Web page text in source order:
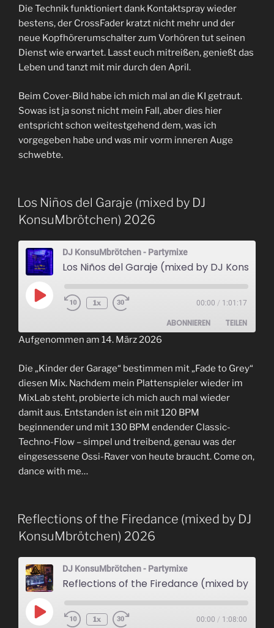
Die Technik funktioniert dank Kontaktspray wieder
bestens, der CrossFader kratzt nicht mehr und der
neue Kopfhörerumschalter zum Vorhören tut seinen
Dienst wie erwartet. Lasst euch mitreißen, genießt das
Leben und tanzt mit mir durch den April.
Beim Cover-Bild habe ich mich mal an die KI getraut.
Sowas ist ja sonst nicht mein Fall, aber dies hier
entspricht schon weitestgehend dem, was ich
vorgegeben habe und was mir vorm inneren Auge
schwebte.
Los Niños del Garaje (mixed by DJ
KonsuMbrötchen) 2026
DJ KonsuMbrötchen - Partymixe
Play
Episode
1x 00:00 / 1:01:17
ABONNIEREN TEILEN
RSS FEED
LINK
EMBED
Aufgenommen am 14. März 2026
Die „Kinder der Garage“ bestimmen mit „Fade to Grey“
diesen Mix. Nachdem mein Plattenspieler wieder im
MixLab steht, probierte ich mich auch mal wieder
damit aus. Entstanden ist ein mit 120 BPM
beginnender und mit 130 BPM endender Classic-
Techno-Flow – simpel und treibend, genau was der
eingesessene Ossi-Raver von heute braucht. Come on,
dance with me…
Reflections of the Firedance (mixed by DJ
KonsuMbrötchen) 2026
DJ KonsuMbrötchen - Partymixe
Play
Episode
1x 00:00 / 1:08:00